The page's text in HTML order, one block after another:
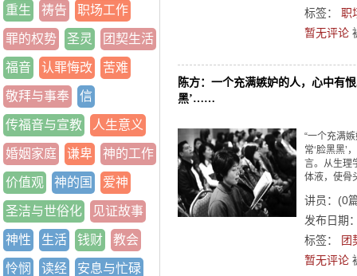
重生 祷告 职场工作
罪的权势 圣灵 团契生活
福音 认罪悔改 苦难
敬拜与事奉 信
传福音与宣教 人生意义
婚姻家庭 谦卑 神的工作
价值观 神的国 爱神
圣洁与世俗化 见证故事
神性 生活 钱财 教会
怜悯 读经 安息与忙碌
标签： 职
暂无评论
陈方：一个充满嫉妒的人，心中有
黑’……
“一个充满
常‘脸黑黑’
言。从生理
体液，使骨
讲员： (0
发布日期
标签：
团
暂无评论